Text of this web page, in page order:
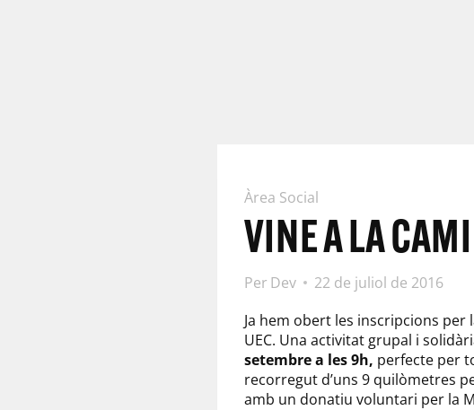
Àrea Social
VINE A LA
Per Dev
22 de juliol de 2016
Ja hem obert les inscripcions per
UEC. Una activitat grupal i
setembre a les 9h, perfecte per
recorregut d’uns 9 quilòmetres
amb un donatiu voluntari per la